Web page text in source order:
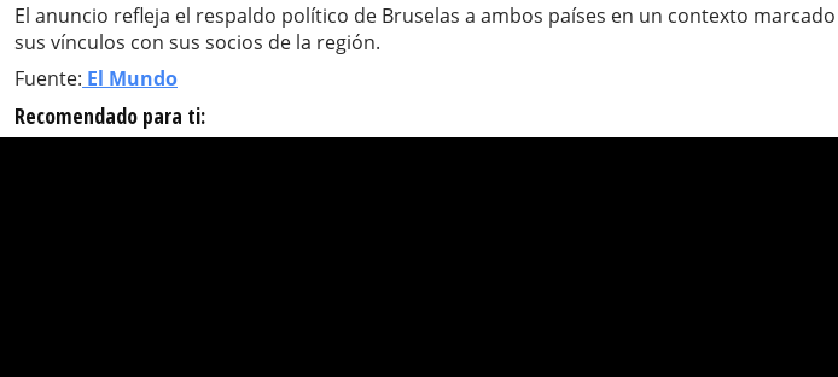
El anuncio refleja el respaldo político de Bruselas a ambos países en un contexto
sus vínculos con sus socios de la región.
Fuente: El Mundo
Recomendado para ti: